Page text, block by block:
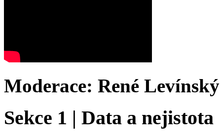
Moderace: René
Sekce 1 | Data a nejistota